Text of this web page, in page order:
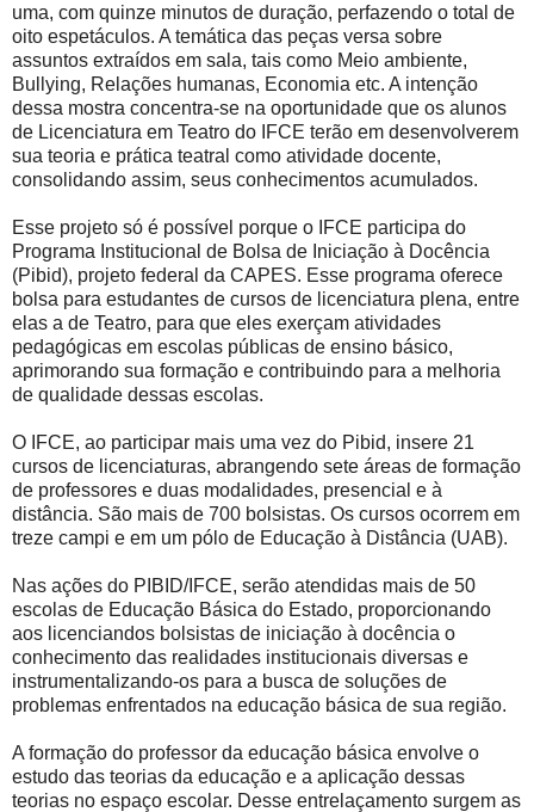
uma, com quinze minutos de duração, perfazendo o total de
oito espetáculos. A temática das peças versa sobre
assuntos extraídos em sala, tais como Meio ambiente,
Bullying, Relações humanas, Economia etc. A intenção
dessa mostra concentra-se na oportunidade que os alunos
de Licenciatura em Teatro do IFCE terão em desenvolverem
sua teoria e prática teatral como atividade docente,
consolidando assim, seus conhecimentos acumulados.
Esse projeto só é possível porque o IFCE participa do
Programa Institucional de Bolsa de Iniciação à Docência
(Pibid), projeto federal da CAPES. Esse programa oferece
bolsa para estudantes de cursos de licenciatura plena, entre
elas a de Teatro, para que eles exerçam atividades
pedagógicas em escolas públicas de ensino básico,
aprimorando sua formação e contribuindo para a melhoria
de qualidade dessas escolas.
O IFCE, ao participar mais uma vez do Pibid, insere 21
cursos de licenciaturas, abrangendo sete áreas de formação
de professores e duas modalidades, presencial e à
distância. São mais de 700 bolsistas. Os cursos ocorrem em
treze campi e em um pólo de Educação à Distância (UAB).
Nas ações do PIBID/IFCE, serão atendidas mais de 50
escolas de Educação Básica do Estado, proporcionando
aos licenciandos bolsistas de iniciação à docência o
conhecimento das realidades institucionais diversas e
instrumentalizando-os para a busca de soluções de
problemas enfrentados na educação básica de sua região.
A formação do professor da educação básica envolve o
estudo das teorias da educação e a aplicação dessas
teorias no espaço escolar. Desse entrelaçamento surgem as